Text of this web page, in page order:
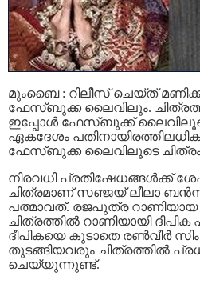
മുംബൈ : റിലീസ് ചെയ്ത്
ഫേസ്ബുക്ക ലൈവിലും.
ഇപ്പോൾ ഫേസ്ബുക്ക്
ഏകദേശം
ഫേസ്ബുക്ക ലൈവിലൂടെ
നിരവധി പ്രതിഷേധങ്ങൾക്ക്
ചിത്രമാണ് സഞ്ജയ് ലീലാ
പത്മാവത്. രജപുത്ര
ചിത്രത്തിൽ റാണിയായി
ദീപികയെ കൂടാതെ രൺവീർ
തുടങ്ങിയവരും ചിത്രത്തിൽ
ചെയ്യുന്നുണ്ട്.